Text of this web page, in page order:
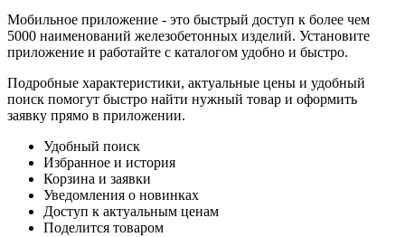
Мобильное приложение - это быстрый доступ к более чем
5000 наименований железобетонных изделий. Установите
приложение и работайте с каталогом удобно и быстро.
Подробные характеристики, актуальные цены и удобный
поиск помогут быстро найти нужный товар и оформить
заявку прямо в приложении.
Удобный поиск
Избранное и история
Корзина и заявки
Уведомления о новинках
Доступ к актуальным ценам
Поделится товаром